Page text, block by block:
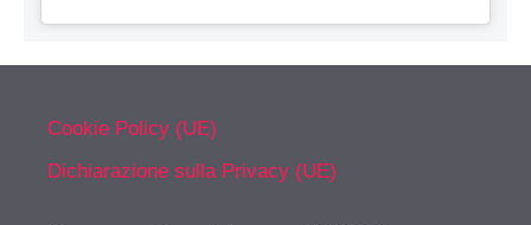
Cookie Policy (UE)
Dichiarazione sulla Privacy (UE)